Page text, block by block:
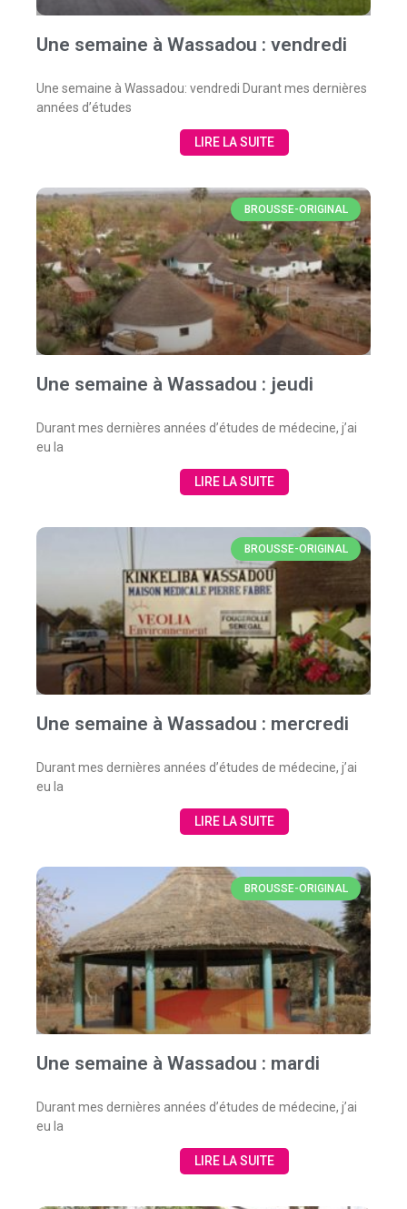
Une semaine à Wassadou : vendredi
Une semaine à Wassadou: vendredi Durant mes dernières
années d’études
LIRE LA SUITE
BROUSSE-ORIGINAL
Une semaine à Wassadou : jeudi
Durant mes dernières années d’études de médecine, j’ai
eu la
LIRE LA SUITE
BROUSSE-ORIGINAL
Une semaine à Wassadou : mercredi
Durant mes dernières années d’études de médecine, j’ai
eu la
LIRE LA SUITE
BROUSSE-ORIGINAL
Une semaine à Wassadou : mardi
Durant mes dernières années d’études de médecine, j’ai
eu la
LIRE LA SUITE